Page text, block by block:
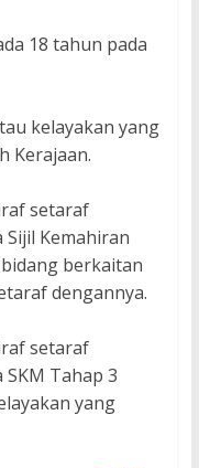
18 tahun pada
kelayakan yang
Kerajaan.
setaraf
Kemahiran
berkaitan
dengannya.
setaraf
Tahap 3
yang